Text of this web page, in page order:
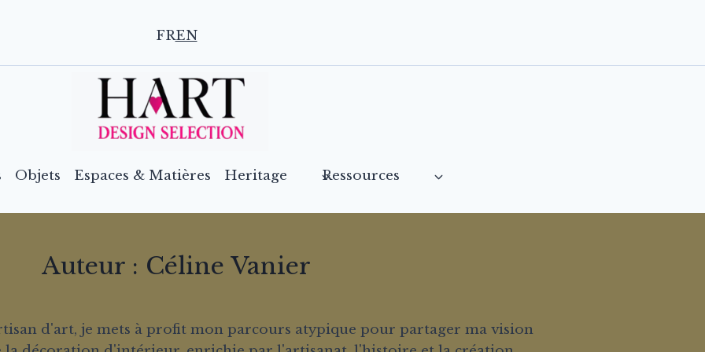
FREN
Objets Espaces & Matières Heritage Ressources
Auteur : Céline Vanier
d'art, je mets à profit mon parcours atypique pour partager ma vision